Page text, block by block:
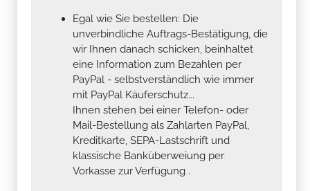
Egal wie Sie bestellen: Die
unverbindliche Auftrags-Bestätigung, die
wir Ihnen danach schicken, beinhaltet
eine Information zum Bezahlen per
PayPal - selbstverständlich wie immer
mit PayPal Käuferschutz...
Ihnen stehen bei einer Telefon- oder
Mail-Bestellung als Zahlarten PayPal,
Kreditkarte, SEPA-Lastschrift und
klassische Banküberweiung per
Vorkasse zur Verfügung .